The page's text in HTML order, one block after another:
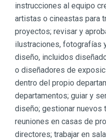
instrucciones al equipo
artistas o cineastas para
proyectos; revisar y
ilustraciones, fotografías
diseño, incluidos
o diseñadores de
dentro del propio
departamentos; guiar y
diseño; gestionar
reuniones en casas de
directores; trabajar en